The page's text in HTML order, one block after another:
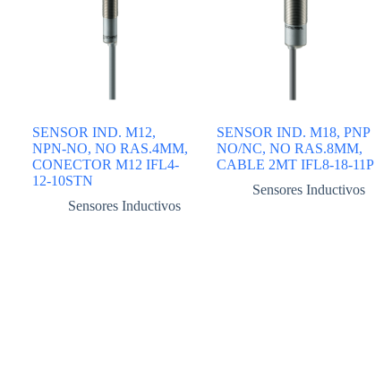
SENSOR IND. M12,
NPN-NO, NO RAS.4MM,
CONECTOR M12 IFL4-
12-10STN
Sensores Inductivos
SENSOR IND. M18, PNP
NO/NC, NO RAS.8MM,
CABLE 2MT IFL8-18-11P
Sensores Inductivos